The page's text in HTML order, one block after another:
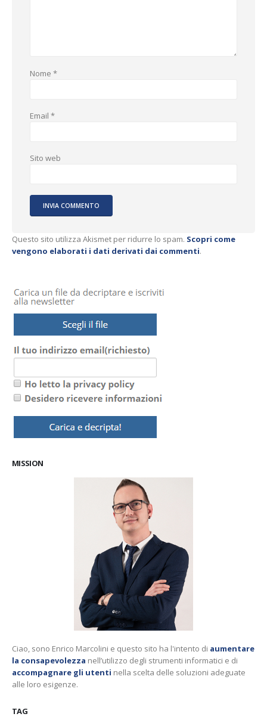
Nome *
Email *
Sito web
Questo sito utilizza Akismet per ridurre lo spam. Scopri come
vengono elaborati i dati derivati dai commenti.
MISSION
Ciao, sono Enrico Marcolini e questo sito ha l'intento di aumentare
la consapevolezza nell’utilizzo degli strumenti informatici e di
accompagnare gli utenti nella scelta delle soluzioni adeguate
alle loro esigenze.
TAG